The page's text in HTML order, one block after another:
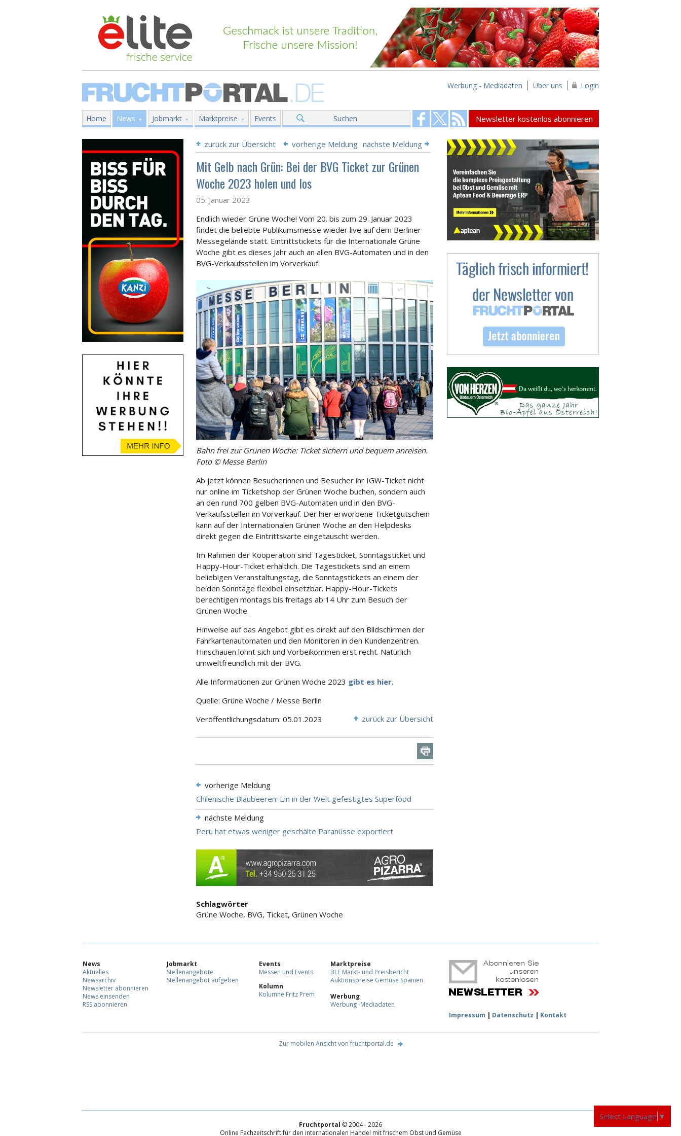
Werbung - Mediadaten Über uns Login
Home News Jobmarkt Marktpreise Events Suchen Newsletter kostenlos abonnieren
zurück zur Übersicht vorherige Meldung nächste Meldung
Mit Gelb nach Grün: Bei der BVG Ticket zur Grünen
Woche 2023 holen und los
05. Januar 2023
Endlich wieder Grüne Woche! Vom 20. bis zum 29. Januar 2023
findet die beliebte Publikumsmesse wieder live auf dem Berliner
Messegelände statt. Eintrittstickets für die Internationale Grüne
Woche gibt es dieses Jahr auch an allen BVG-Automaten und in den
BVG-Verkaufsstellen im Vorverkauf.
Bahn frei zur Grünen Woche: Ticket sichern und bequem anreisen.
Foto © Messe Berlin
Ab jetzt können Besucherinnen und Besucher ihr IGW-Ticket nicht
nur online im Ticketshop der Grünen Woche buchen, sondern auch
an den rund 700 gelben BVG-Automaten und in den BVG-
Verkaufsstellen im Vorverkauf. Der hier erworbene Ticketgutschein
kann auf der Internationalen Grünen Woche an den Helpdesks
direkt gegen die Eintrittskarte eingetauscht werden.
Im Rahmen der Kooperation sind Tagesticket, Sonntagsticket und
Happy-Hour-Ticket erhältlich. Die Tagestickets sind an einem
beliebigen Veranstaltungstag, die Sonntagstickets an einem der
beiden Sonntage flexibel einsetzbar. Happy-Hour-Tickets
berechtigen montags bis freitags ab 14 Uhr zum Besuch der
Grünen Woche.
Hinweise auf das Angebot gibt es direkt auf den Bildschirmen der
Fahrkartenautomaten und den Monitoren in den Kundenzentren.
Hinschauen lohnt sich und Vorbeikommen erst recht. Natürlich
umweltfreundlich mit der BVG.
Alle Informationen zur Grünen Woche 2023 gibt es hier.
Quelle: Grüne Woche / Messe Berlin
Veröffentlichungsdatum: 05.01.2023
zurück zur Übersicht
vorherige Meldung
Chilenische Blaubeeren: Ein in der Welt gefestigtes Superfood
nächste Meldung
Peru hat etwas weniger geschälte Paranüsse exportiert
Schlagwörter
Grüne Woche, BVG, Ticket, Grünen Woche
News
Aktuelles
Newsarchiv
Newsletter abonnieren
News einsenden
RSS abonnieren
Jobmarkt
Stellenangebote
Stellenangebot aufgeben
Events
Messen und Events
Kolumn
Kolumne Fritz Prem
Marktpreise
BLE Markt- und Preisbericht
Auktionspreise Gemüse Spanien
Werbung
Werbung -Mediadaten
Impressum | Datenschutz | Kontakt
Zur mobilen Ansicht von fruchtportal.de
Fruchtportal © 2004 - 2026
Online Fachzeitschrift für den internationalen Handel mit frischem Obst und Gemüse
Select Language ▼